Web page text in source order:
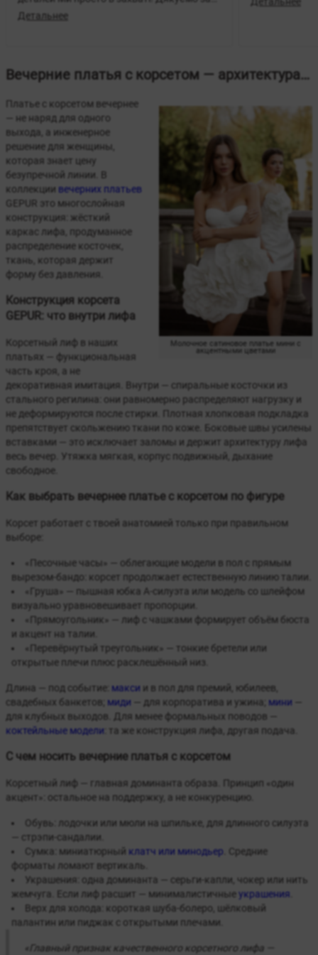
неймовірну сукню на випускний!
Детальнее
Вечерние платья с корсетом — архитектура силуэта для главного выхода
Молочное сатиновое платье мини с
акцентными цветами
Платье с корсетом вечернее
— не наряд для одного
выхода, а инженерное
решение для женщины,
которая знает цену
безупречной линии. В
коллекции вечерних платьев
GEPUR это многослойная
конструкция: жёсткий
каркас лифа, продуманное
распределение косточек,
ткань, которая держит
форму без давления.
Конструкция корсета
GEPUR: что внутри лифа
Корсетный лиф в наших
платьях — функциональная
часть кроя, а не
декоративная имитация. Внутри — спиральные косточки из
стального регилина: они равномерно распределяют нагрузку и
не деформируются после стирки. Плотная хлопковая подкладка
препятствует скольжению ткани по коже. Боковые швы усилены
вставками — это исключает заломы и держит архитектуру лифа
весь вечер. Утяжка мягкая, корпус подвижный, дыхание
свободное.
Как выбрать вечернее платье с корсетом по фигуре
Корсет работает с твоей анатомией только при правильном
выборе:
«Песочные часы» — облегающие модели в пол с прямым
вырезом-бандо: корсет продолжает естественную линию талии.
«Груша» — пышная юбка А-силуэта или модель со шлейфом
визуально уравновешивает пропорции.
«Прямоугольник» — лиф с чашками формирует объём бюста
и акцент на талии.
«Перевёрнутый треугольник» — тонкие бретели или
открытые плечи плюс расклешённый низ.
Длина — под событие: макси и в пол для премий, юбилеев,
свадебных банкетов; миди — для корпоратива и ужина; мини
для клубных выходов. Для менее формальных поводов —
коктейльные модели : та же конструкция лифа, другая подача.
С чем носить вечерние платья с корсетом
Корсетный лиф — главная доминанта образа. Принцип «один
акцент»: остальное на поддержку, а не конкуренцию.
Обувь: лодочки или мюли на шпильке, для длинного силуэта
— стрэпи-сандалии.
Сумка: миниатюрный клатч или минодьер . Средние
форматы ломают вертикаль.
Украшения: одна доминанта — серьги-капли, чокер или нить
жемчуга. Если лиф расшит — минималистичные украшения
Верх для холода: короткая шуба-болеро, шёлковый
палантин или пиджак с открытыми плечами.
«Главный признак качественного корсетного лифа —